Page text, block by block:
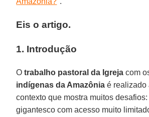
Eis o artigo.
1. Introdução
Otrabalho pastoral da Igreja com
indígenas da Amazônia é realizado
contexto que mostra muitos
gigantesco com acesso muito